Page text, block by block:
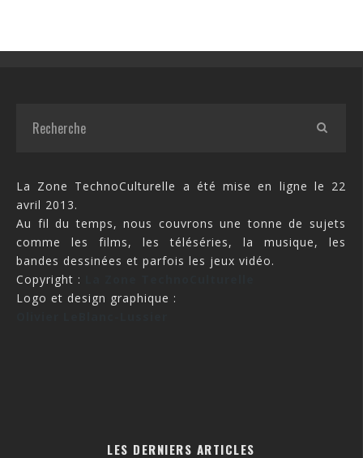
La Zone TechnoCulturelle a été mise en ligne le 22
avril 2013.
Au fil du temps, nous couvrons une tonne de sujets
comme les films, les téléséries, la musique, les
bandes dessinées et parfois les jeux vidéo.
Copyright :
Logo et design graphique :
LES DERNIERS ARTICLES